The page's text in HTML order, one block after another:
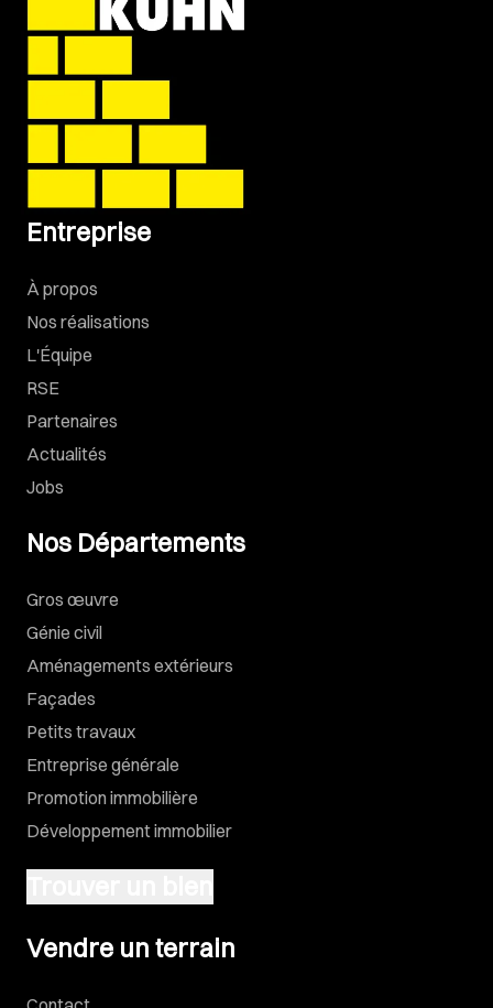
Entreprise
À propos
Nos réalisations
L'Équipe
RSE
Partenaires
Actualités
Jobs
Nos Départements
Gros œuvre
Génie civil
Aménagements extérieurs
Façades
Petits travaux
Entreprise générale
Promotion immobilière
Développement immobilier
Vendre un terrain